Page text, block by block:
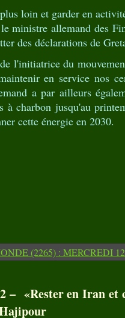
loin et garder en
ministre allemand des
des déclarations de
l'initiatrice du
en service nos
a par ailleurs
à charbon jusqu'au
cette énergie en 2030.
– «Rester en Iran et